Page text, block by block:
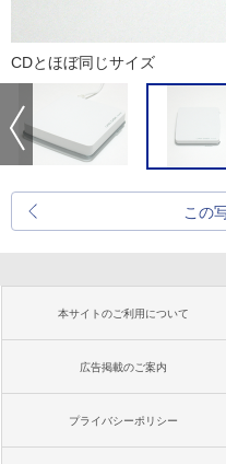
CDとほぼ同じサイズ
この
本サイトのご利用について
広告掲載のご案内
プライバシーポリシー